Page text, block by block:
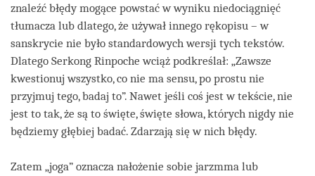
znaleźć błędy mogące powstać w wyniku niedociągnięć
tłumacza lub dlatego, że używał innego rękopisu – w
sanskrycie nie było standardowych wersji tych tekstów.
Dlatego Serkong Rinpoche wciąż podkreślał: „Zawsze
kwestionuj wszystko, co nie ma sensu, po prostu nie
przyjmuj tego, badaj to”. Nawet jeśli coś jest w tekście, nie
jest to tak, że są to święte, święte słowa, których nigdy nie
będziemy głębiej badać. Zdarzają się w nich błędy.
Zatem „joga” oznacza nałożenie sobie jarzmma lub